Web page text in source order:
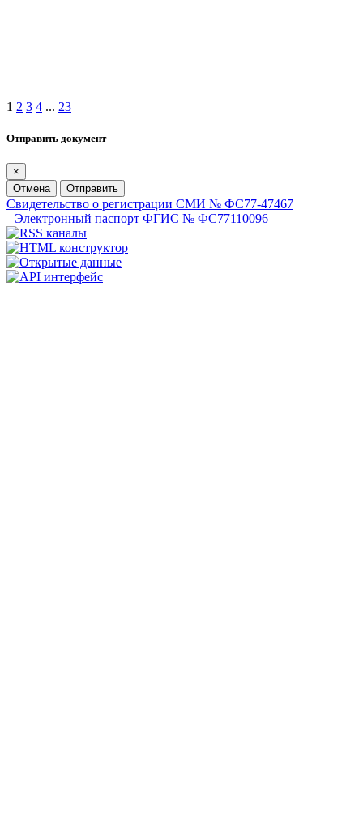
1 2 3 4 ... 23
Отправить документ
×
Отмена
Отправить
Свидетельство о регистрации СМИ № ФС77-47467
Электронный паспорт ФГИС № ФС77110096